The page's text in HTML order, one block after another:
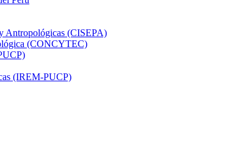
Antropológicas (CISEPA)
(CONCYTEC)
(IREM-PUCP)